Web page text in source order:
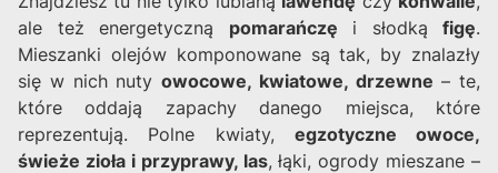
ale też energetyczną pomarańczę i słodką figę.
Mieszanki olejów komponowane są tak, by znalazły
się w nich nuty owocowe, kwiatowe, drzewne – te,
które oddają zapachy danego miejsca, które
reprezentują. Polne kwiaty, egzotyczne owoce,
świeże zioła i przyprawy, las, łąki, ogrody mieszane –